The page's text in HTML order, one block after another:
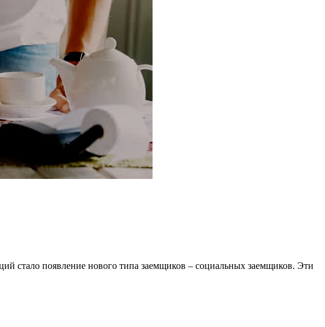
стало появление нового типа заемщиков – социальных заемщиков. Эти